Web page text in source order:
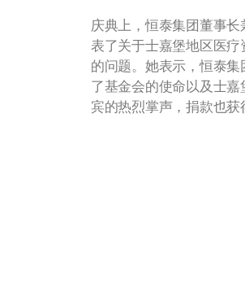
庆典上，恒泰集团董事长
表了关于士嘉堡地区医
的问题。她表示，恒泰
了基金会的使命以及士
宾的热烈掌声，捐款也获